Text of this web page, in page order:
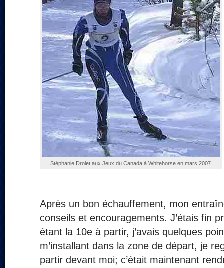
Stéphanie Drolet aux Jeux du Canada à Whitehorse en mars 2007.
Après un bon échauffement, mon
conseils et encouragements. J’étais fin
étant la 10e à partir, j’avais quelques
m’installant dans la zone de départ, je
partir devant moi; c’était maintenant